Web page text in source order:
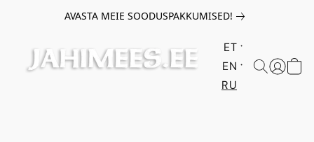
AVASTA MEIE SOODUSPAKKUMISED!
ET
EN
RU